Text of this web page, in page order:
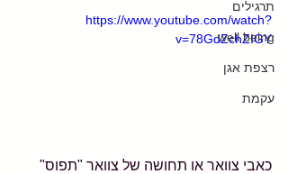
תרגילים
well being
רצפת אגן
עקמת
https://www.youtube.com/watch?
v=78GdZchZIGY
כאבי צוואר או תחושה של צוואר "תפוס"